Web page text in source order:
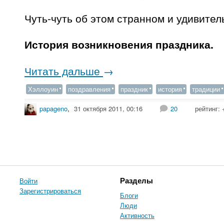
Чуть-чуть об этом странном и
История возникновения праздника.
Читать дальше →
Хэллоуин поздравления праздник история традиции
papageno, 31 октября 2011, 00:16 20 рейтинг:
Войти
Зарегистрироваться
Разделы
Блоги
Люди
Активность